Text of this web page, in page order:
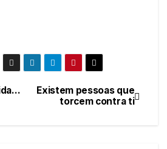
Existem pessoas que
torcem contra ti